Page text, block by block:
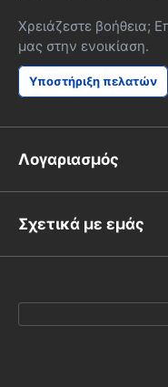
Χρειάζεστε βοήθεια;
μας στην ενοικίαση.
Υποστήριξη πελατών
Λογαριασμός
Σχετικά με εμάς